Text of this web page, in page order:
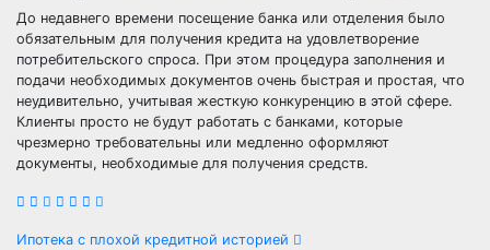
До недавнего времени посещение банка или отделения было
обязательным для получения кредита на удовлетворение
потребительского спроса. При этом процедура заполнения и
подачи необходимых документов очень быстрая и простая, что
неудивительно, учитывая жесткую конкуренцию в этой сфере.
Клиенты просто не будут работать с банками, которые
чрезмерно требовательны или медленно оформляют
документы, необходимые для получения средств.
Ипотека с плохой кредитной историей